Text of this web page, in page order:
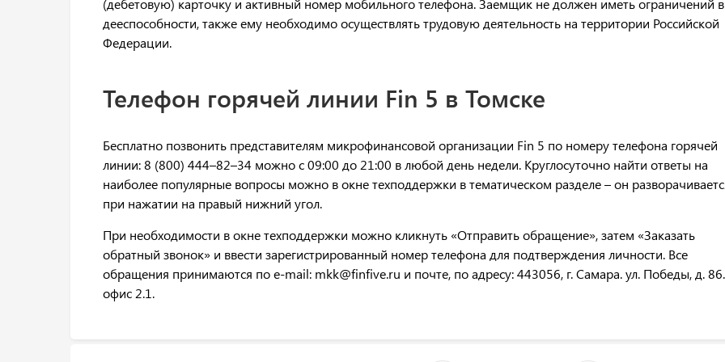
(дебетовую) карточку и активный номер мобильного телефона. Заемщик не должен иметь ограничений в
дееспособности, также ему необходимо осуществлять трудовую деятельность на территории Российской
Федерации.
Телефон горячей линии Fin 5 в Томске
Бесплатно позвонить представителям микрофинансовой организации Fin 5 по номеру телефона горячей
линии: 8 (800) 444–82–34 можно с 09:00 до 21:00 в любой день недели. Круглосуточно найти ответы на
наиболее популярные вопросы можно в окне техподдержки в тематическом разделе – он
при нажатии на правый нижний угол.
При необходимости в окне техподдержки можно кликнуть «Отправить обращение», затем «Заказать
обратный звонок» и ввести зарегистрированный номер телефона для подтверждения личности. Все
обращения принимаются по e-mail: mkk@finfive.ru и почте, по адресу: 443056, г. Самара. ул. Победы, д. 86.
офис 2.1.